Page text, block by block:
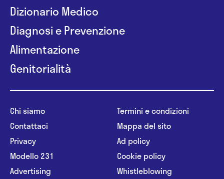
Dizionario Medico
Diagnosi e Prevenzione
Alimentazione
Genitorialità
Chi siamo
Contattaci
Privacy
Modello 231
Advertising
Termini e condizioni
Mappa del sito
Ad policy
Cookie policy
Whistleblowing